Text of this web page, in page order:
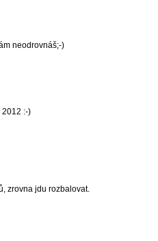
neodrovnáš;-)
2012 :-)
zrovna jdu rozbalovat.